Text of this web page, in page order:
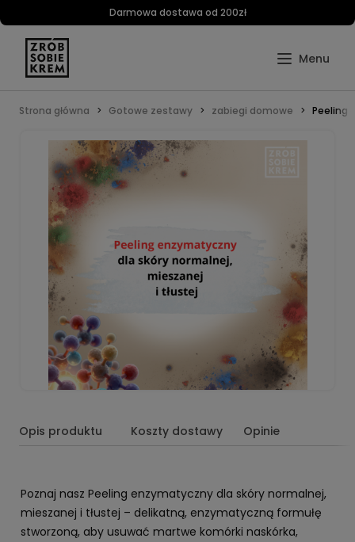
Darmowa dostawa od 200zł
Strona główna Gotowe zestawy zabiegi domowe Peeling
Opis produktu Koszty dostawy Opinie
Poznaj nasz Peeling enzymatyczny dla skóry normalnej,
mieszanej i tłustej – delikatną, enzymatyczną formułę
stworzoną, aby usuwać martwe komórki naskórka,